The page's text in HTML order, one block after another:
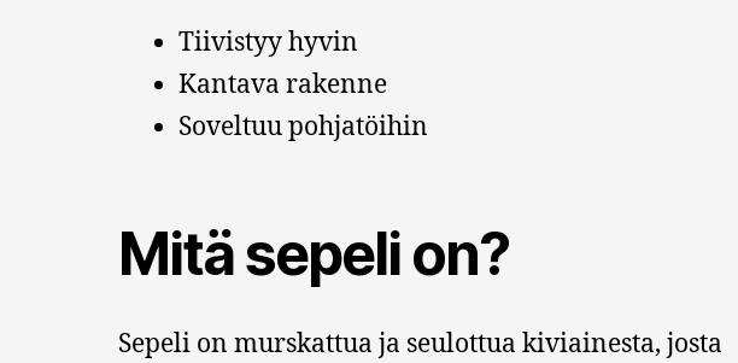
Tiivistyy hyvin
Kantava rakenne
Soveltuu pohjatöihin
Mitä sepeli on?
Sepeli on murskattua ja seulottua kiviainesta, josta